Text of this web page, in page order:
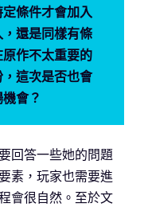
條件才會加入
還是同樣有條
作不太重要的
這次是否也會
會？
回答一些她的問題
素，玩家也需要進
會很自然。至於文